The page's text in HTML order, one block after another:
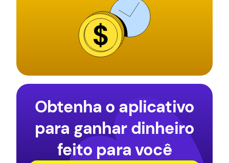
Obtenha o aplicativo
para ganhar dinheiro
feito para você